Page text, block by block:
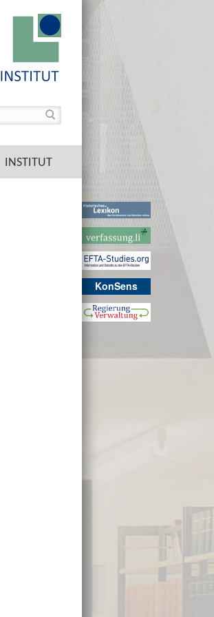
KonSens
INSTITUT